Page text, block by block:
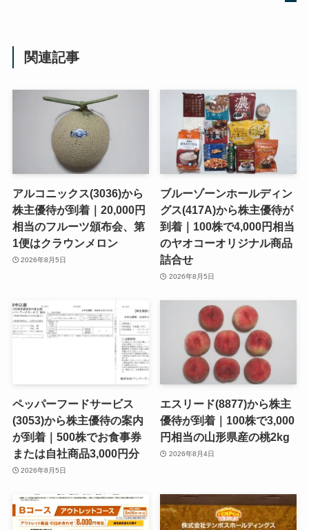
関連記事
アルコニックス(3036)から
株主優待が到着｜20,000円
相当のフルーツ頒布会、第
1便はクラウンメロン
2026年8月5日
ブルーゾーンホールディン
グス(417A)から株主優待が
到着｜100株で4,000円相当
のヤオコーオリジナル商品
詰合せ
2026年8月5日
ペッパーフードサービス
(3053)から株主優待の案内
が到着｜500株でお食事券
または自社商品3,000円分
2026年8月5日
エスリード(8877)から株主
優待が到着｜100株で3,000
円相当の山形県産の桃2kg
2026年8月4日